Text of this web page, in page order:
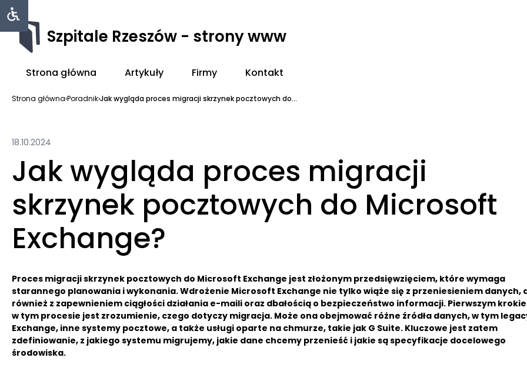
Szpitale Rzeszów - strony www
Strona główna Artykuły Firmy Kontakt
Strona główna›Poradnik›Jak wygląda proces migracji skrzynek pocztowych do...
18.10.2024
Jak wygląda proces migracji
skrzynek pocztowych do Microsoft
Exchange?
Proces migracji skrzynek pocztowych do Microsoft Exchange jest złożonym przedsięwzięciem, które wymaga
starannego planowania i wykonania. Wdrożenie Microsoft Exchange nie tylko wiąże się z przeniesieniem danych,
również z zapewnieniem ciągłości działania e-maili oraz dbałością o bezpieczeństwo informacji. Pierwszym
w tym procesie jest zrozumienie, czego dotyczy migracja. Może ona obejmować różne źródła danych, w tym
Exchange, inne systemy pocztowe, a także usługi oparte na chmurze, takie jak G Suite. Kluczowe jest zatem
zdefiniowanie, z jakiego systemu migrujemy, jakie dane chcemy przenieść i jakie są specyfikacje docelowego
środowiska.